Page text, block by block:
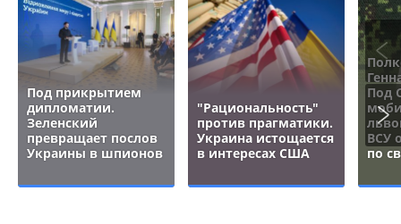
Под прикрытием
дипломатии.
Зеленский
превращает послов
Украины в шпионов
"Рациональность"
против прагматики.
Украина истощается
в интересах США
Под
ВСУ
по